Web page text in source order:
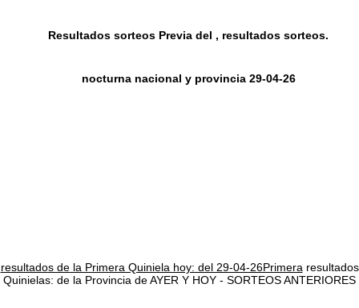
Resultados sorteos Previa del , resultados sorteos.
nocturna nacional y provincia 29-04-26
resultados de la Primera Quiniela hoy: del 29-04-26Primera resultados
Quinielas: de la Provincia de AYER Y HOY - SORTEOS ANTERIORES